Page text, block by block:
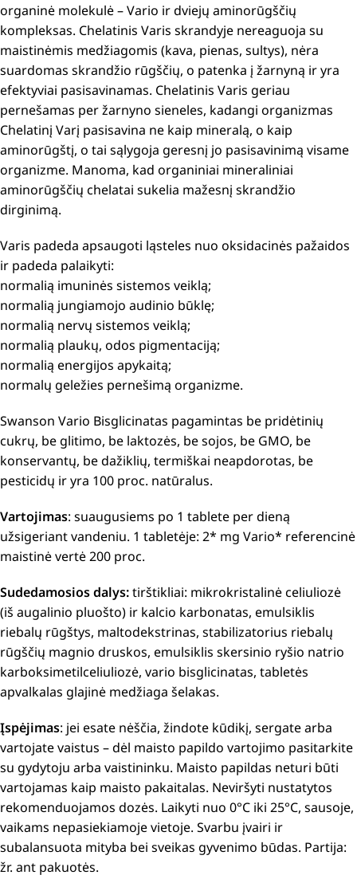
organinė molekulė – Vario ir dviejų aminorūgščių
kompleksas. Chelatinis Varis skrandyje nereaguoja su
maistinėmis medžiagomis (kava, pienas, sultys), nėra
suardomas skrandžio rūgščių, o patenka į žarnyną ir yra
efektyviai pasisavinamas. Chelatinis Varis geriau
pernešamas per žarnyno sieneles, kadangi organizmas
Chelatinį Varį pasisavina ne kaip mineralą, o kaip
aminorūgštį, o tai sąlygoja geresnį jo pasisavinimą visame
organizme. Manoma, kad organiniai mineraliniai
aminorūgščių chelatai sukelia mažesnį skrandžio
dirginimą.
Varis padeda apsaugoti ląsteles nuo oksidacinės pažaidos
ir padeda palaikyti:
normalią imuninės sistemos veiklą;
normalią jungiamojo audinio būklę;
normalią nervų sistemos veiklą;
normalią plaukų, odos pigmentaciją;
normalią energijos apykaitą;
normalų geležies pernešimą organizme.
Swanson Vario Bisglicinatas pagamintas be pridėtinių
cukrų, be glitimo, be laktozės, be sojos, be GMO, be
konservantų, be dažiklių, termiškai neapdorotas, be
pesticidų ir yra 100 proc. natūralus.
Vartojimas: suaugusiems po 1 tablete per dieną
užsigeriant vandeniu. 1 tabletėje: 2* mg Vario* referencinė
maistinė vertė 200 proc.
Sudedamosios dalys:tirštikliai: mikrokristalinė celiuliozė
(iš augalinio pluošto) ir kalcio karbonatas, emulsiklis
riebalų rūgštys, maltodekstrinas, stabilizatorius riebalų
rūgščių magnio druskos, emulsiklis skersinio ryšio natrio
karboksimetilceliuliozė, vario bisglicinatas, tabletės
apvalkalas glajinė medžiaga šelakas.
Įspėjimas: jei esate nėščia, žindote kūdikį, sergate arba
vartojate vaistus – dėl maisto papildo vartojimo pasitarkite
su gydytoju arba vaistininku. Maisto papildas neturi būti
vartojamas kaip maisto pakaitalas. Neviršyti nustatytos
rekomenduojamos dozės. Laikyti nuo 0°C iki 25°C, sausoje,
vaikams nepasiekiamoje vietoje. Svarbu įvairi ir
subalansuota mityba bei sveikas gyvenimo būdas. Partija:
žr. ant pakuotės.